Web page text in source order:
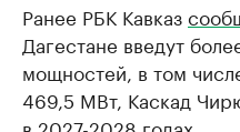
Ранее РБК Кавказ
Дагестане введут
мощностей, в том
469,5 МВт, Каскад